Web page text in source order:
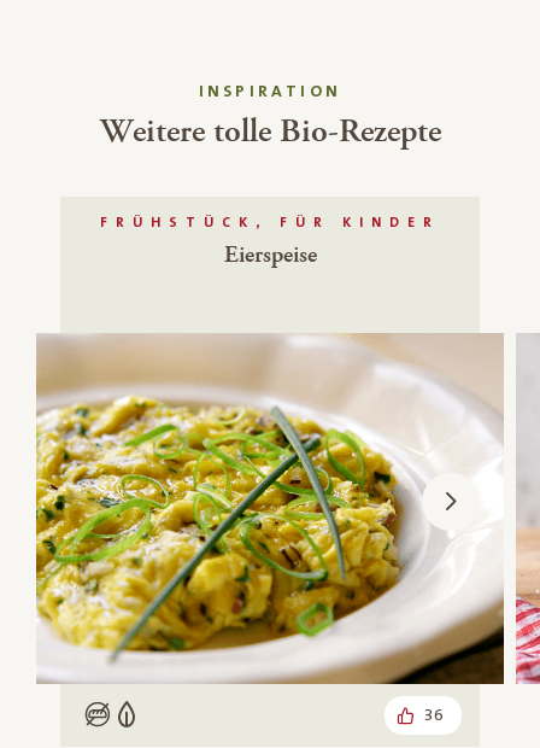
INSPIRATION
Weitere tolle Bio-Rezepte
FRÜHSTÜCK, FÜR KINDER
Eierspeise
Low Carb
Vegetarisch 36